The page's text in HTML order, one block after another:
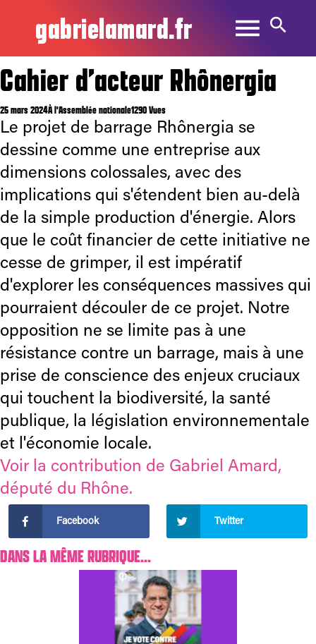
gabrielamard.fr
Cahier d’acteur Rhônergia
25 mars 2024À l'Assemblée nationale1290 Vues
Le projet de barrage Rhônergia se
dessine comme une entreprise aux
dimensions colossales, avec des
implications qui s'étendent bien au-delà
de la simple production d'énergie. Alors
que le coût financier de cette initiative ne
cesse de grimper, il est impératif
d'explorer les conséquences massives qui
pourraient découler de ce projet. Notre
opposition ne se limite pas à une
résistance contre un barrage, mais à une
prise de conscience des enjeux cruciaux
qui touchent la biodiversité, la santé
publique, la législation environnementale
et l'économie locale.
Voir la contribution de Gabriel Amard,
député du Rhône.
Facebook Twitter
DANS LA MÊME RUBRIQUE...